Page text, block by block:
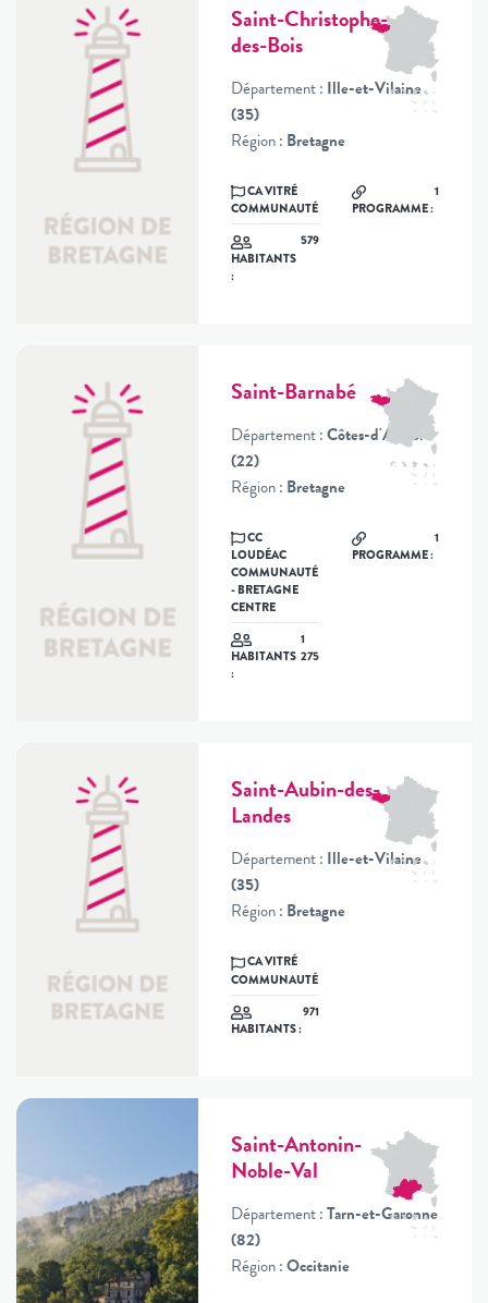
Saint-Christophe-
des-Bois
Département : Ille-et-Vilaine
(35)
Région : Bretagne
CA VITRÉ
COMMUNAUTÉ
HABITANTS
:
579
PROGRAMME :
1
Saint-Barnabé
Département :Côtes-d'Armor
(22)
Région : Bretagne
CC
LOUDÉAC
COMMUNAUTÉ
- BRETAGNE
CENTRE
HABITANTS
:
1
275
PROGRAMME :
1
Saint-Aubin-des-
Landes
Département : Ille-et-Vilaine
(35)
Région : Bretagne
CA VITRÉ
COMMUNAUTÉ
HABITANTS :
971
Saint-Antonin-
Noble-Val
Département :Tarn-et-Garonne
(82)
Région :Occitanie